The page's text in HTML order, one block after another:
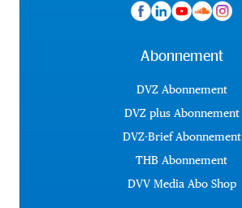
Abonnement
DVZ Abonnement
DVZ plus Abonnement
DVZ-Brief Abonnement
THB Abonnement
DVV Media Abo Shop